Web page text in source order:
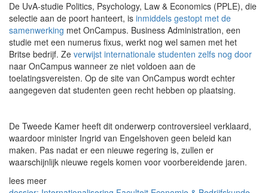
De UvA-studie Politics, Psychology, Law & Economics (PPLE), die
selectie aan de poort hanteert, is inmiddels gestopt met de
samenwerking met OnCampus. Business Administration, een
studie met een numerus fixus, werkt nog wel samen met het
Britse bedrijf. Ze verwijst internationale studenten zelfs nog door
naar OnCampus wanneer ze niet voldoen aan de
toelatingsvereisten. Op de site van OnCampus wordt echter
aangegeven dat studenten geen recht hebben op plaatsing.
De Tweede Kamer heeft dit onderwerp controversieel verklaard,
waardoor minister Ingrid van Engelshoven geen beleid kan
maken. Pas nadat er een nieuwe regering is, zullen er
waarschijnlijk nieuwe regels komen voor voorbereidende jaren.
lees meer